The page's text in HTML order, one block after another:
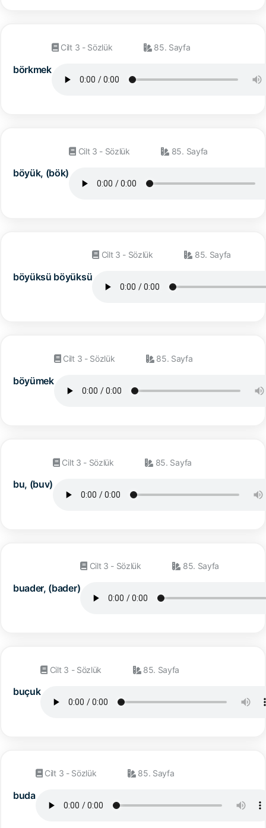
börkmek
Cilt 3 - Sözlük 85. Sayfa
böyük, (bök)
Cilt 3 - Sözlük 85. Sayfa
böyüksü böyüksü
Cilt 3 - Sözlük 85. Sayfa
böyümek
Cilt 3 - Sözlük 85. Sayfa
bu, (buv)
Cilt 3 - Sözlük 85. Sayfa
buader, (bader)
Cilt 3 - Sözlük 85. Sayfa
buçuk
Cilt 3 - Sözlük 85. Sayfa
buda
Cilt 3 - Sözlük 85. Sayfa